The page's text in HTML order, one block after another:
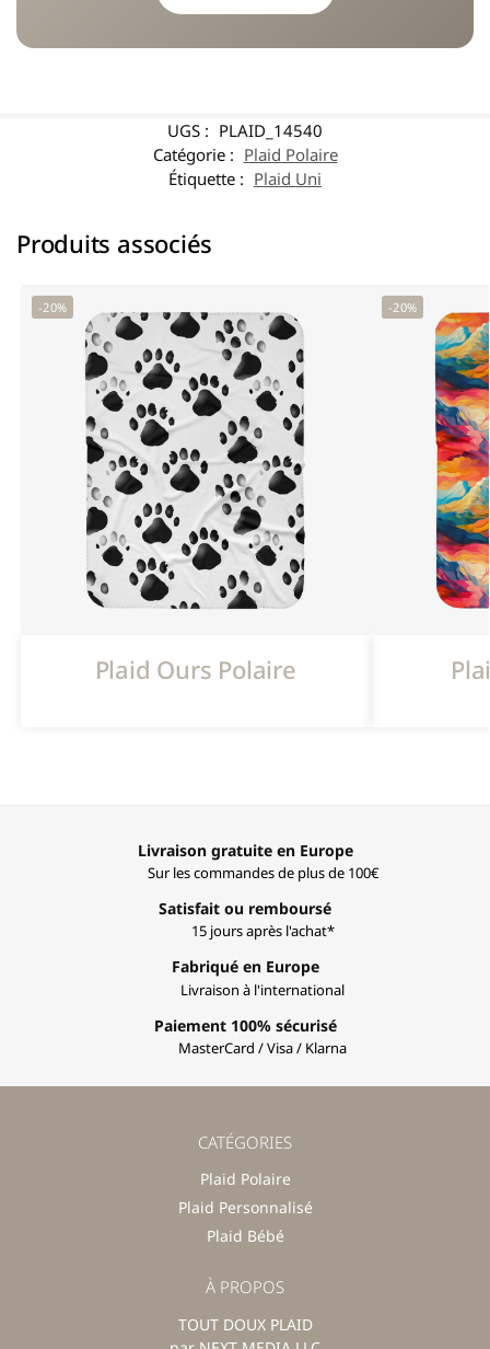
UGS : PLAID_14540
Catégorie : Plaid Polaire
Étiquette : Plaid Uni
Produits associés
-20%
Plaid Ours Polaire
-20%
Livraison gratuite en Europe
Sur les commandes de plus de 100€
Satisfait ou remboursé
15 jours après l'achat*
Fabriqué en Europe
Livraison à l'international
Paiement 100% sécurisé
MasterCard / Visa / Klarna
CATÉGORIES
Plaid Polaire
Plaid Personnalisé
Plaid Bébé
À PROPOS
TOUT DOUX PLAID